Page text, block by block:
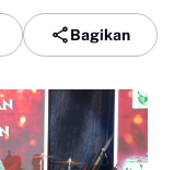
Bagikan